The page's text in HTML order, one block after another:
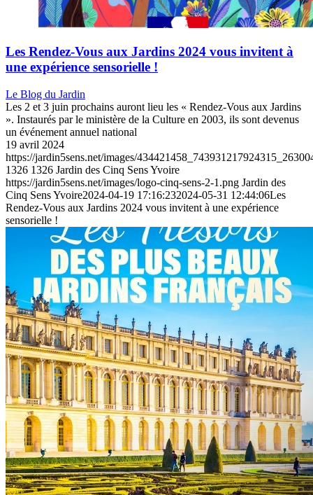
Les Rendez-Vous aux Jardins 2024 vous invitent à
une expérience sensorielle !
Le Blog du Jardin
Les 2 et 3 juin prochains auront lieu les « Rendez-Vous aux Jardins
». Instaurés par le ministère de la Culture en 2003, ils sont devenus
un événement annuel national
19 avril 2024
https://jardin5sens.net/images/
1326 1326 Jardin des Cinq Sens Yvoire
https://jardin5sens.net/images/logo-cinq-sens-2-1.png Jardin des
Cinq Sens Yvoire2024-04-19 17:16:232024-05-31 12:44:06Les
Rendez-Vous aux Jardins 2024 vous invitent à une expérience
sensorielle !